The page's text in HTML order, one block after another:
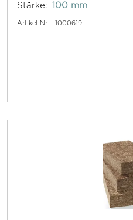
Stärke: 100 mm
Artikel-Nr: 1000619